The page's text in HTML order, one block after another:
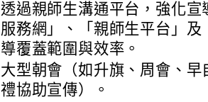
透過親師生溝通平台，強化
服務網」、「親師生平台」
導覆蓋範圍與效率。
大型朝會（如升旗、周會、
禮協助宣傳）。